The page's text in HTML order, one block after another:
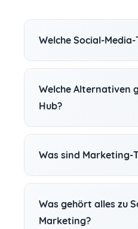
Welche Social-
Welche Alternativen
Hub?
Was sind Marketing-
Was gehört alles zu
Marketing?